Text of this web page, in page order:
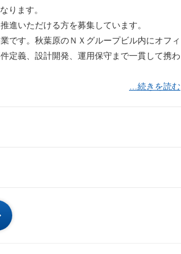
ります。
進いただける方を募集しています。
です。秋葉原のＮＸグループビル内にオフィ
定義、設計開発、運用保守まで一貫して携わ
…続きを読む